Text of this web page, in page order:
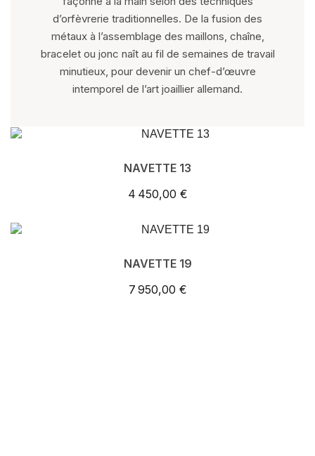
d’orfèvrerie traditionnelles. De la fusion des
métaux à l’assemblage des maillons, chaîne,
bracelet ou jonc naît au fil de semaines de travail
minutieux, pour devenir un chef-d’œuvre
intemporel de l’art joaillier allemand.
NAVETTE 13
4 450,00 €
NAVETTE 19
7 950,00 €